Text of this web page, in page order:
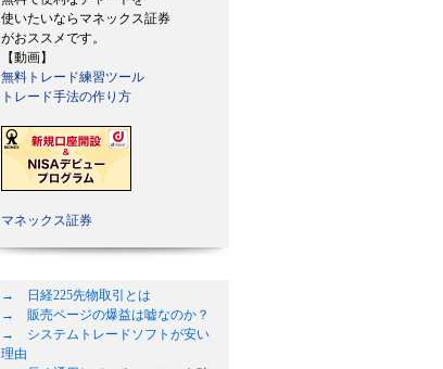
使いたいならマネックス証券
がおススメです。
【動画】
無料トレード練習ツール
トレード手法の作り方
マネックス証券
→ 日経225先物取引とは
→ 販売ページの爆益は嘘なのか？
→ システムトレードソフトが安い
理由